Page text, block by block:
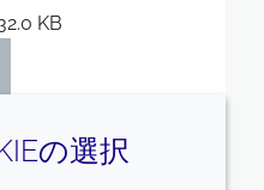
KB
の選択